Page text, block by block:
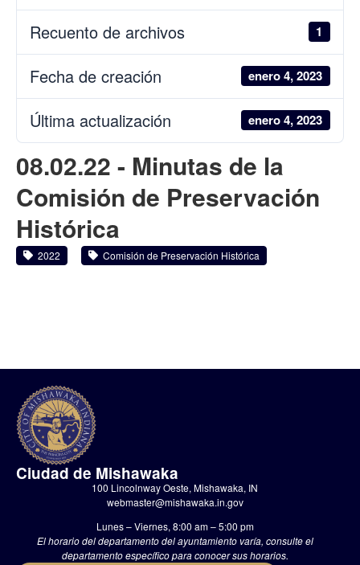
Recuento de archivos 1
Fecha de creación enero 4, 2023
Última actualización enero 4, 2023
08.02.22 - Minutas de la
Comisión de Preservación
Histórica
2022 Comisión de Preservación Histórica
Ciudad de Mishawaka
100 Lincolnway Oeste, Mishawaka, IN
webmaster@mishawaka.in.gov
Lunes – Viernes, 8:00 am – 5:00 pm
El horario del departamento del ayuntamiento varía, consulte el
departamento específico para conocer sus horarios.